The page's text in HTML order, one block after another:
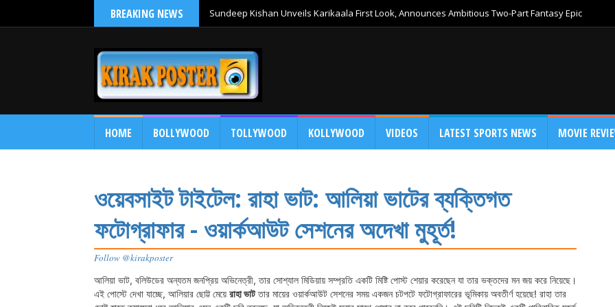
BREAKING NEWS Sundeep Kishan Unveils Karikaala First Look, Announces Ambitious Two-Part Fantasy Epic
HOME BOLLYWOOD TOLLYWOOD KOLLYWOOD VIDEOS LATEST SPORTS NEWS MOVIE
ওয়েবসাইট টাইটেল: রাহা ভাট: আলিয়া ভাটের ব্যক্তিগত
ফটোগ্রাফার - ওয়ার্কআউট সেশনের অদেখা মুহূর্ত!
Follow @kirakposter
আলিয়া ভাট, বলিউডের অন্যতম জনপ্রিয় অভিনেত্রী, তার সোশ্যাল মিডিয়ায় সম্প্রতি একটি মিষ্টি পোস্ট শেয়ার করেছেন যা তার ভক্তদের মন জয় করে নিয়েছে।
এই পোস্টে দেখা যাচ্ছে, আলিয়ার ছোট্ট মেয়ে রাহা ভাটতার মায়ের ওয়ার্কআউট সেশনের সময় একজন চটপটে ফটোগ্রাফারের ভূমিকায় অবতীর্ণ হয়েছে! রাহা তার